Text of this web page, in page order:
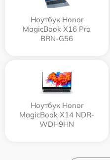
Ноутбук Honor
MagicBook X16 Pro
BRN-G56
Ноутбук Honor
MagicBook X14 NDR-
WDH9HN